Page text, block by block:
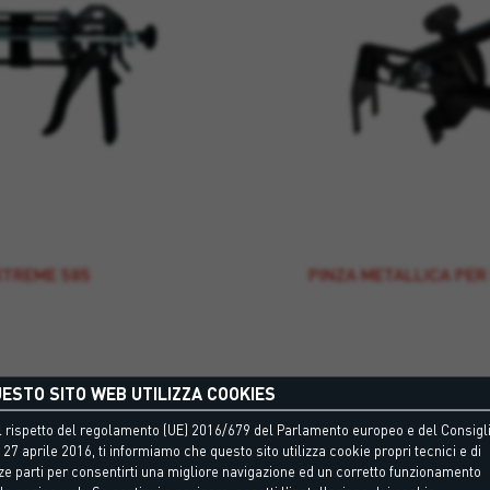
585 PINZA METALLICA
SITO WEB UTILIZZA COOKIES
rispetto del regolamento (UE) 2016/679 del Parlamento europeo e del
27 aprile 2016, ti informiamo che questo sito utilizza cookie propri tecnici e di
parti per consentirti una migliore navigazione ed un corretto funzionamento